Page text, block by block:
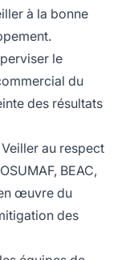
à la bonne
le
du
des résultats
Veiller au respect
BEAC,
œuvre du
des